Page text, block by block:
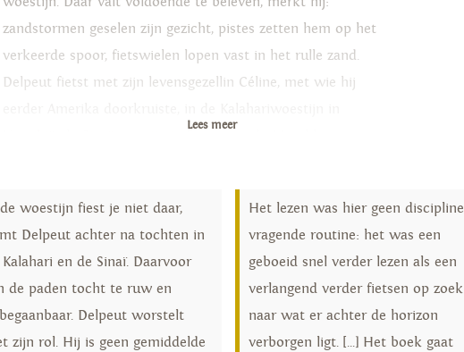
zandstormen geselen zijn gezicht, pistes zetten hem op het
verkeerde spoor, fietswielen lopen vast in het rulle zand.
Delpeut fietst met zijn levensgezellin Céline, met wie hij
weidse landschap, de legendarische gastvrijheid van de
bedoeïenen en de geheimen van het stuivende zand. In de
woestijn fiets je niet, dat is de les die Delpeut leert. Maar
met de legendarische reisverslagen van T.E. Lawrence, Wilfred
Thesiger en Ralph A. Bagnold in zijn bagage valt er voldoende
te dromen
Lees meer
woestijn fiest je niet daar,
Delpeut achter na tochten in
en de Sinaï. Daarvoor
de paden tocht te ruw en
Delpeut worstelt
zijn rol. Hij is geen gemiddelde
Het lezen was hier geen discipline
vragende routine: het was een
geboeid snel verder lezen als een
verlangend verder fietsen op zoek
naar wat er achter de horizon
verborgen ligt. [...] Het boek gaat